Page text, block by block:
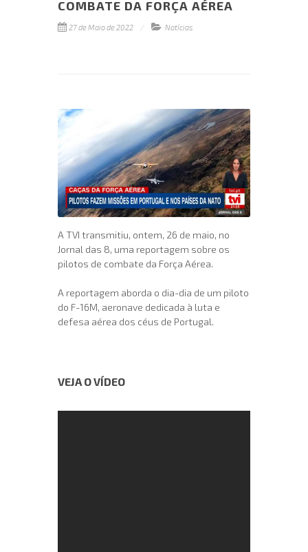
COMBATE DA FORÇA AÉREA
27 de Maio de 2022 Notícias
A TVI transmitiu, ontem, 26 de maio, no
Jornal das 8, uma reportagem sobre os
pilotos de combate da Força Aérea.
A reportagem aborda o dia-dia de um piloto
do F-16M, aeronave dedicada à luta e
defesa aérea dos céus de Portugal.
VEJA O VÍDEO